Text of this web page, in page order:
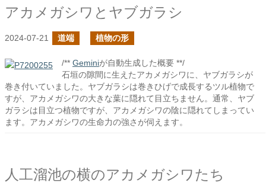
アカメガシワとヤブガラシ
2024-07-21 道端 植物の形
/** Geminiが自動生成した概要 **/
石垣の隙間に生えたアカメガシワに、ヤブガラシが
巻き付いていました。ヤブガラシは巻きひげで成長するツル植物で
すが、アカメガシワの大きな葉に隠れて目立ちません。通常、ヤブ
ガラシは目立つ植物ですが、アカメガシワの陰に隠れてしまってい
ます。アカメガシワの生命力の強さが伺えます。
人工溜池の横のアカメガシワたち